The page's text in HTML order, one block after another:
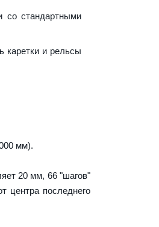
со стандартными
каретки и рельсы
мм).
20 мм, 66 "шагов"
центра последнего